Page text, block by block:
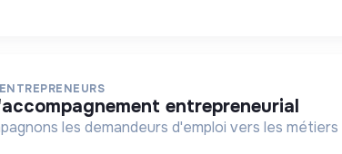
entrepreneurial
les demandeurs d'emploi vers les